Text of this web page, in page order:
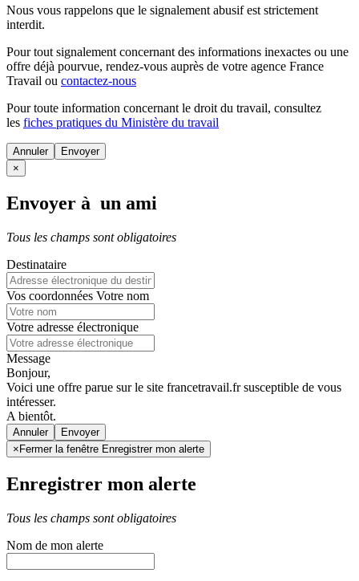
Nous vous rappelons que le signalement abusif est strictement
interdit.
Pour tout signalement concernant des informations inexactes ou une
offre déjà pourvue, rendez-vous auprès de votre agence France
Travail ou contactez-nous
Pour toute information concernant le droit du travail, consultez
les fiches pratiques du Ministère du travail
Annuler
×
Envoyer à un ami
Tous les champs sont obligatoires
Destinataire
Vos coordonnées Votre nom
Votre adresse électronique
Message
Bonjour,
Voici une offre parue sur le site francetravail.fr susceptible de vous
intéresser.
A bientôt.
Annuler
× Fermer la fenêtre Enregistrer mon alerte
Enregistrer mon alerte
Tous les champs sont obligatoires
Nom de mon alerte